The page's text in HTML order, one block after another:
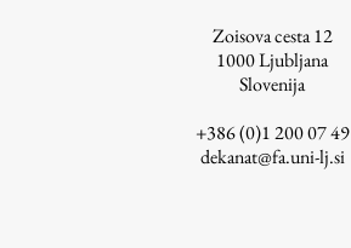
Zoisova cesta 12
1000Ljubljana
Slovenija
+386 (0)1 200 07 49
dekanat@fa.uni-lj.si